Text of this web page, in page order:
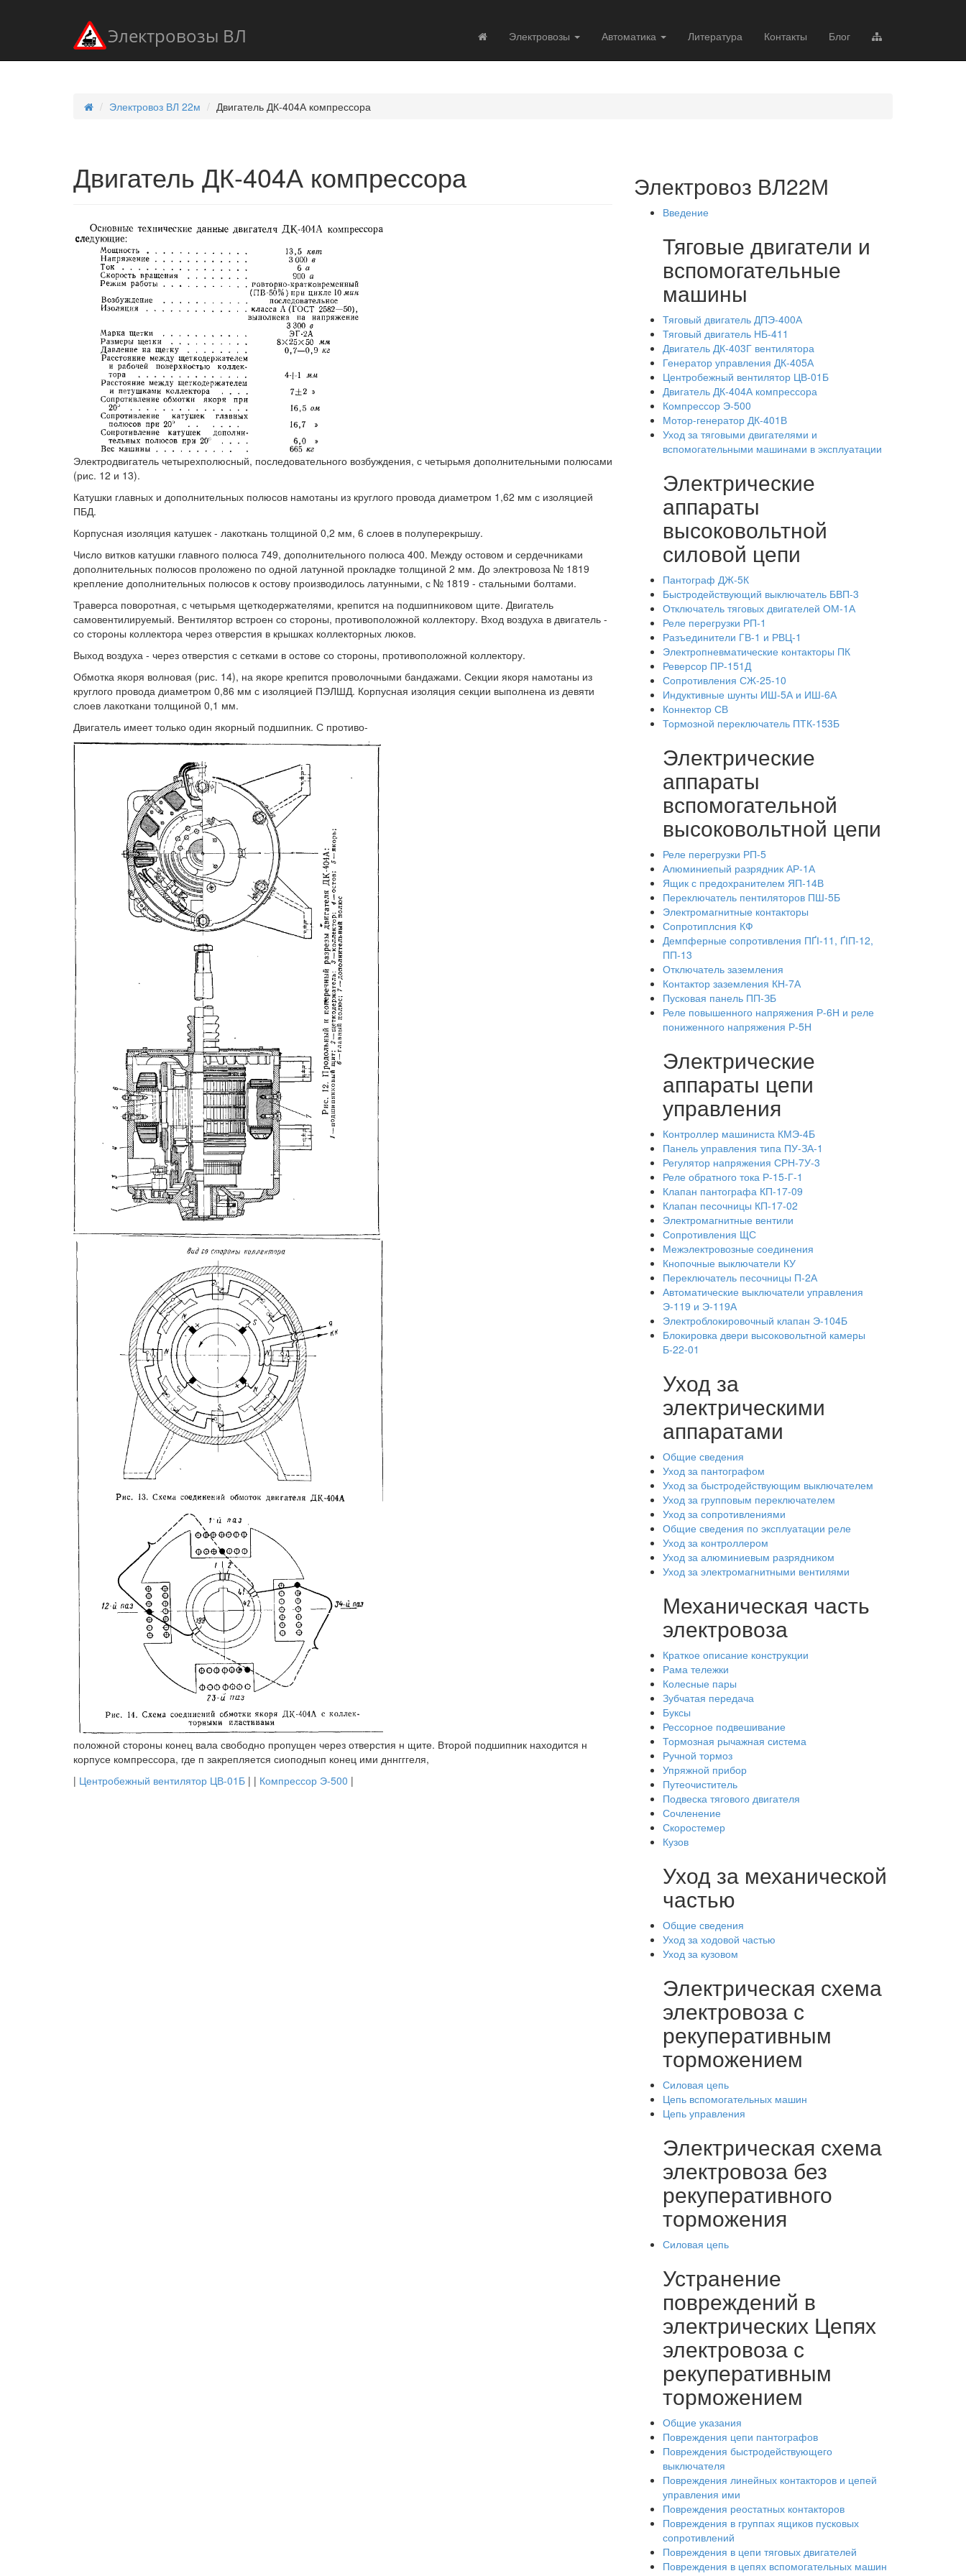
Электровозы ВЛ Электровозы Автоматика Литература Контакты Блог
Электровоз ВЛ 22м Двигатель ДК-404А компрессора
Двигатель ДК-404А компрессора
Электродвигатель четырехполюсный, последовательного возбуждения, с четырьмя дополнительными полюсами
(рис. 12 и 13).
Катушки главных и дополнительных полюсов намотаны из круглого провода диаметром 1,62 мм с изоляцией
ПБД.
Корпусная изоляция катушек - лакоткань толщиной 0,2 мм, 6 слоев в полуперекрышу.
Число витков катушки главного полюса 749, дополнительного полюса 400. Между остовом и сердечниками
дополнительных полюсов проложено по одной латунной прокладке толщиной 2 мм. До электровоза № 1819
крепление дополнительных полюсов к остову производилось латунными, с № 1819 - стальными болтами.
Траверса поворотная, с четырьмя щеткодержателями, крепится на подшипниковом щите. Двигатель
самовентилируемый. Вентилятор встроен со стороны, противоположной коллектору. Вход воздуха в двигатель -
со стороны коллектора через отверстия в крышках коллекторных люков.
Выход воздуха - через отверстия с сетками в остове со стороны, противоположной коллектору.
Обмотка якоря волновая (рис. 14), на якоре крепится проволочными бандажами. Секции якоря намотаны из
круглого провода диаметром 0,86 мм с изоляцией ПЭЛШД. Корпусная изоляция секции выполнена из девяти
слоев лакоткани толщиной 0,1 мм.
Двигатель имеет только один якорный подшипник. С противо-
положной стороны конец вала свободно пропущен через отверстия н щите. Второй подшипник находится н
корпусе компрессора, где п закрепляется сиоподнып конец ими дннгггеля,
| Центробежный вентилятор ЦВ-01Б | | Компрессор Э-500 |
Электровоз ВЛ22М
Введение
Тяговые двигатели и
вспомогательные
машины
Тяговый двигатель ДПЭ-400А
Тяговый двигатель НБ-411
Двигатель ДК-403Г вентилятора
Генератор управления ДК-405А
Центробежный вентилятор ЦВ-01Б
Двигатель ДК-404А компрессора
Компрессор Э-500
Мотор-генератор ДК-401В
Уход за тяговыми двигателями и
вспомогательными машинами в эксплуатации
Электрические
аппараты
высоковольтной
силовой цепи
Пантограф ДЖ-5К
Быстродействующий выключатель БВП-3
Отключатель тяговых двигателей ОМ-1А
Реле перегрузки РП-1
Разъединители ГВ-1 и РВЦ-1
Электропневматические контакторы ПК
Реверсор ПР-151Д
Сопротивления СЖ-25-10
Индуктивные шунты ИШ-5А и ИШ-6А
Коннектор СВ
Тормозной переключатель ПТК-153Б
Электрические
аппараты
вспомогательной
высоковольтной цепи
Реле перегрузки РП-5
Алюминиепый разрядник АР-1А
Ящик с предохранителем ЯП-14В
Переключатель пентиляторов ПШ-5Б
Электромагнитные контакторы
Сопротиплсния КФ
Демпферные сопротивления ПҐІ-11, ҐІП-12,
ПП-13
Отключатель заземления
Контактор заземления КН-7А
Пусковая панель ПП-ЗБ
Реле повышенного напряжения Р-6Н и реле
пониженного напряжения Р-5Н
Электрические
аппараты цепи
управления
Контроллер машиниста КМЭ-4Б
Панель управления типа ПУ-ЗА-1
Регулятор напряжения СРН-7У-3
Реле обратного тока Р-15-Г-1
Клапан пантографа КП-17-09
Клапан песочницы КП-17-02
Электромагнитные вентили
Сопротивления ЩС
Межэлектровозные соединения
Кнопочные выключатели КУ
Переключатель песочницы П-2А
Автоматические выключатели управления
Э-119 и Э-119А
Электроблокировочный клапан Э-104Б
Блокировка двери высоковольтной камеры
Б-22-01
Уход за
электрическими
аппаратами
Общие сведения
Уход за пантографом
Уход за быстродействующим выключателем
Уход за групповым переключателем
Уход за сопротивлениями
Общие сведения по эксплуатации реле
Уход за контроллером
Уход за алюминиевым разрядником
Уход за электромагнитными вентилями
Механическая часть
электровоза
Краткое описание конструкции
Рама тележки
Колесные пары
Зубчатая передача
Буксы
Рессорное подвешивание
Тормозная рычажная система
Ручной тормоз
Упряжной прибор
Путеочиститель
Подвеска тягового двигателя
Сочленение
Скоростемер
Кузов
Уход за механической
частью
Общие сведения
Уход за ходовой частью
Уход за кузовом
Электрическая схема
электровоза с
рекуперативным
торможением
Силовая цепь
Цепь вспомогательных машин
Цепь управления
Электрическая схема
электровоза без
рекуперативного
торможения
Силовая цепь
Устранение
повреждений в
электрических Цепях
электровоза с
рекуперативным
торможением
Общие указания
Повреждения цепи пантографов
Повреждения быстродействующего
выключателя
Повреждения линейных контакторов и цепей
управления ими
Повреждения реостатных контакторов
Повреждения в группах ящиков пусковых
сопротивлений
Повреждения в цепи тяговых двигателей
Повреждения в цепях вспомогательных машин